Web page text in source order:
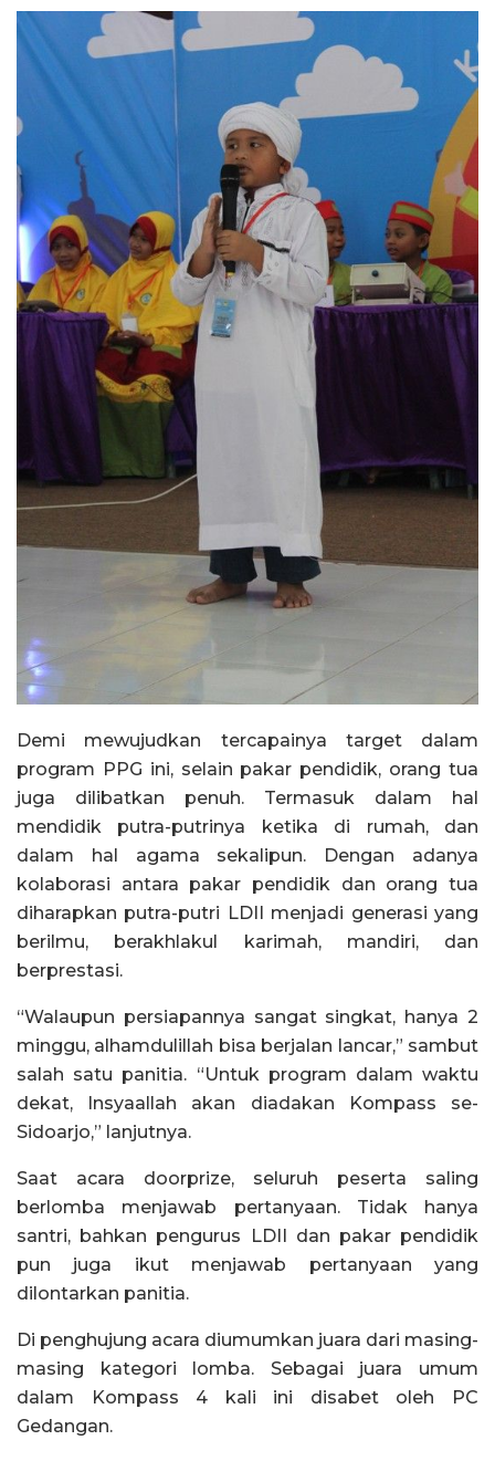
Demi mewujudkan tercapainya target dalam
program PPG ini, selain pakar pendidik, orang tua
juga dilibatkan penuh. Termasuk dalam hal
mendidik putra-putrinya ketika di rumah, dan
dalam hal agama sekalipun. Dengan adanya
kolaborasi antara pakar pendidik dan orang tua
diharapkan putra-putri LDII menjadi generasi yang
berilmu, berakhlakul karimah, mandiri, dan
berprestasi.
“Walaupun persiapannya sangat singkat, hanya 2
minggu, alhamdulillah bisa berjalan lancar,” sambut
salah satu panitia. “Untuk program dalam waktu
dekat, Insyaallah akan diadakan Kompass se-
Sidoarjo,” lanjutnya.
Saat acara doorprize, seluruh peserta saling
berlomba menjawab pertanyaan. Tidak hanya
santri, bahkan pengurus LDII dan pakar pendidik
pun juga ikut menjawab pertanyaan yang
dilontarkan panitia.
Di penghujung acara diumumkan juara dari masing-
masing kategori lomba. Sebagai juara umum
dalam Kompass 4 kali ini disabet oleh PC
Gedangan.